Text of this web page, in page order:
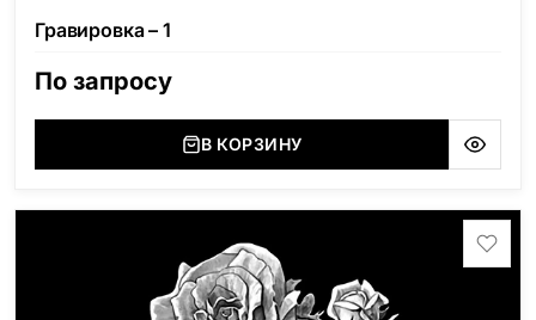
Гравировка – 1
По запросу
В КОРЗИНУ